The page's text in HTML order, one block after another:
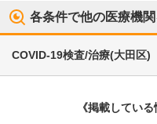
各条件で他の医療機
COVID-19検査/治療(大田区)
《掲載してい